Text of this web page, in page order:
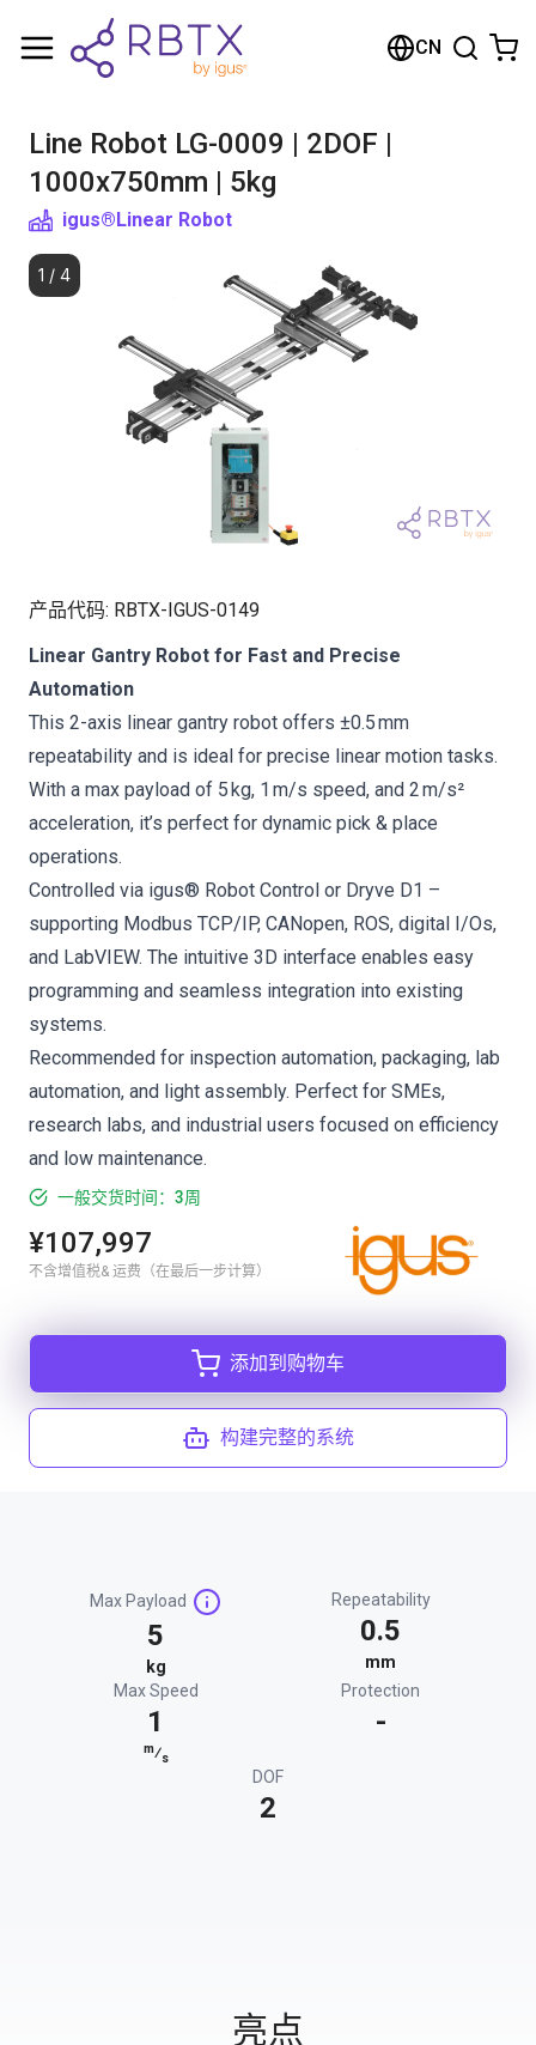
CN
Line Robot LG-0009 | 2DOF |
1000x750mm | 5kg
igus®Linear Robot
1 / 4
产品代码: RBTX-IGUS-0149
Linear Gantry Robot for Fast and Precise
Automation
This 2-axis linear gantry robot offers ±0.5 mm
repeatability and is ideal for precise linear motion tasks.
With a max payload of 5 kg, 1 m/s speed, and 2 m/s²
acceleration, it’s perfect for dynamic pick & place
operations.
Controlled via igus® Robot Control or Dryve D1 –
supporting Modbus TCP/IP, CANopen, ROS, digital I/Os,
and LabVIEW. The intuitive 3D interface enables easy
programming and seamless integration into existing
systems.
Recommended for inspection automation, packaging, lab
automation, and light assembly. Perfect for SMEs,
research labs, and industrial users focused on efficiency
and low maintenance.
一般交货时间：3周
¥107,997
不含增值税& 运费（在最后一步计算）
添加到购物车
构建完整的系统
Max Payload
5
kg
Repeatability
0.5
mm
Max Speed
1
m⁄s
Protection
-
DOF
2
亮点
购物车
浏览商店